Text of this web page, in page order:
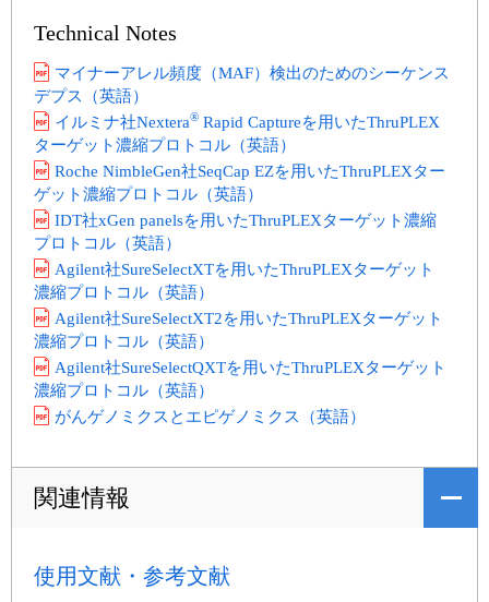
Technical Notes
マイナーアレル頻度（MAF）検出のためのシーケンス
デプス（英語）
イルミナ社Nextera® Rapid Captureを用いたThruPLEX
ターゲット濃縮プロトコル（英語）
Roche NimbleGen社SeqCap EZを用いたThruPLEXター
ゲット濃縮プロトコル（英語）
IDT社xGen panelsを用いたThruPLEXターゲット濃縮
プロトコル（英語）
Agilent社SureSelectXTを用いたThruPLEXターゲット
濃縮プロトコル（英語）
Agilent社SureSelectXT2を用いたThruPLEXターゲット
濃縮プロトコル（英語）
Agilent社SureSelectQXTを用いたThruPLEXターゲット
濃縮プロトコル（英語）
がんゲノミクスとエピゲノミクス（英語）
関連情報
使用文献・参考文献